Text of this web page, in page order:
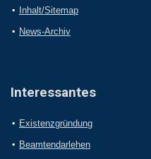
Inhalt/Sitemap
News-Archiv
Interessantes
Existenzgründung
Beamtendarlehen